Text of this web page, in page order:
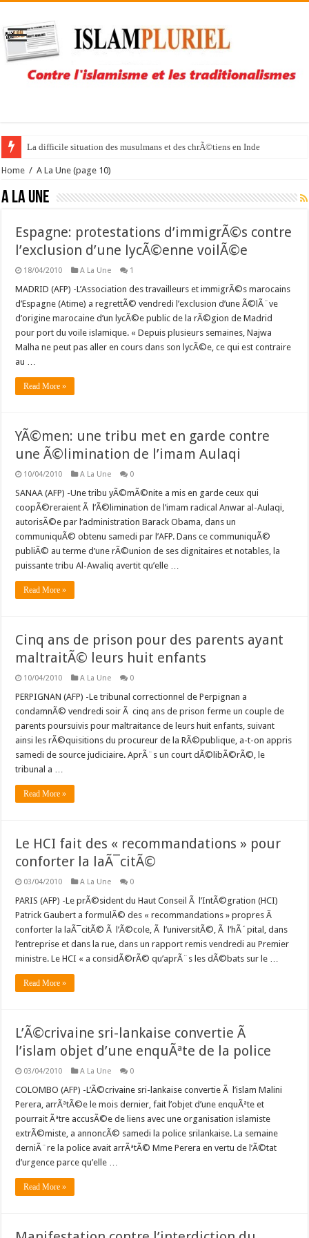
La difficile situation des musulmans et des chrÃ©tiens en Inde
Home / A La Une (page 10)
A La Une
Espagne: protestations d’immigrÃ©s contre
l’exclusion d’une lycÃ©enne voilÃ©e
18/04/2010 A La Une 1
MADRID (AFP) -L’Association des travailleurs et immigrÃ©s marocains
d’Espagne (Atime) a regrettÃ© vendredi l’exclusion d’une Ã©lÃ¨ve
d’origine marocaine d’un lycÃ©e public de la rÃ©gion de Madrid
pour port du voile islamique. « Depuis plusieurs semaines, Najwa
Malha ne peut pas aller en cours dans son lycÃ©e, ce qui est contraire
au …
Read More »
YÃ©men: une tribu met en garde contre
une Ã©limination de l’imam Aulaqi
10/04/2010 A La Une 0
SANAA (AFP) -Une tribu yÃ©mÃ©nite a mis en garde ceux qui
coopÃ©reraient Ã l’Ã©limination de l’imam radical Anwar al-Aulaqi,
autorisÃ©e par l’administration Barack Obama, dans un
communiquÃ© obtenu samedi par l’AFP. Dans ce communiquÃ©
publiÃ© au terme d’une rÃ©union de ses dignitaires et notables, la
puissante tribu Al-Awaliq avertit qu’elle …
Read More »
Cinq ans de prison pour des parents ayant
maltraitÃ© leurs huit enfants
10/04/2010 A La Une 0
PERPIGNAN (AFP) -Le tribunal correctionnel de Perpignan a
condamnÃ© vendredi soir Ã cinq ans de prison ferme un couple de
parents poursuivis pour maltraitance de leurs huit enfants, suivant
ainsi les rÃ©quisitions du procureur de la RÃ©publique, a-t-on appris
samedi de source judiciaire. AprÃ¨s un court dÃ©libÃ©rÃ©, le
tribunal a …
Read More »
Le HCI fait des « recommandations » pour
conforter la laÃ¯citÃ©
03/04/2010 A La Une 0
PARIS (AFP) -Le prÃ©sident du Haut Conseil Ã l’IntÃ©gration (HCI)
Patrick Gaubert a formulÃ© des « recommandations » propres Ã
conforter la laÃ¯citÃ© Ã l’Ã©cole, Ã l’universitÃ©, Ã l’hÃ´pital, dans
l’entreprise et dans la rue, dans un rapport remis vendredi au Premier
ministre. Le HCI « a considÃ©rÃ© qu’aprÃ¨s les dÃ©bats sur le …
Read More »
L’Ã©crivaine sri-lankaise convertie Ã
l’islam objet d’une enquÃªte de la police
03/04/2010 A La Une 0
COLOMBO (AFP) -L’Ã©crivaine sri-lankaise convertie Ã l’islam Malini
Perera, arrÃªtÃ©e le mois dernier, fait l’objet d’une enquÃªte et
pourrait Ãªtre accusÃ©e de liens avec une organisation islamiste
extrÃ©miste, a annoncÃ© samedi la police srilankaise. La semaine
derniÃ¨re la police avait arrÃªtÃ© Mme Perera en vertu de l’Ã©tat
d’urgence parce qu’elle …
Read More »